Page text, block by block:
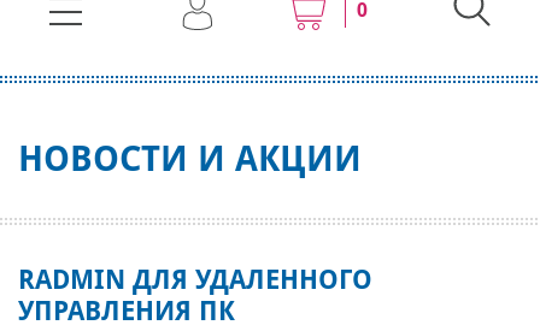
0
НОВОСТИ И АКЦИИ
RADMIN ДЛЯ УДАЛЕННОГО
УПРАВЛЕНИЯ ПК